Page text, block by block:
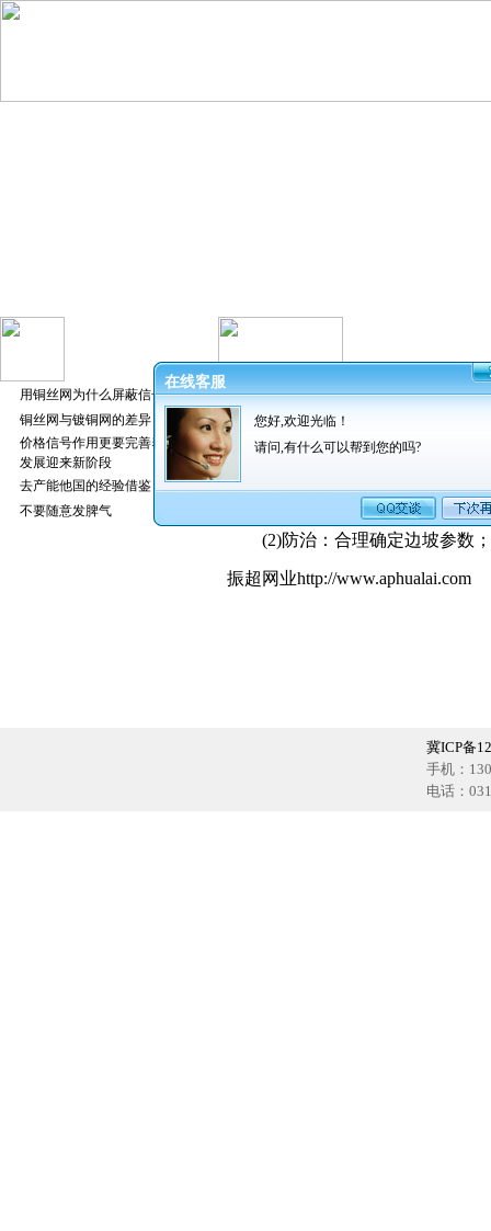
用铜丝网为什么屏蔽信号好
铜丝网与镀铜网的差异
价格信号作用更要完善养猪业
发展迎来新阶段
去产能他国的经验借鉴
不要随意发脾气
(1)原因：边坡角设计偏大，或
(2)防治：合理确定边坡参数；
振超网业http://www.aphualai.com
冀ICP备
手机：
电话：
在线客服
您好,欢迎光临！
请问,有什么可以帮到您的吗?